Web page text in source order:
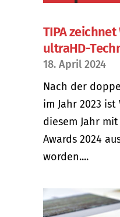
TIPA
ultraHD-
18. April 2024
Nach der
im Jahr 2023
diesem Jahr
Awards 2024
worden....